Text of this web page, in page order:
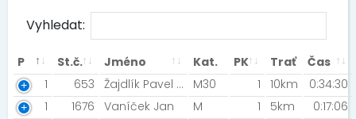
Vyhledat:
P St.č. Jméno Kat. PK Trať
Čas
1
653 Žajdlík Pavel [:)] M30 1 10km
0:34:30
1
1676 Vaníček Jan M 1 5km
0:17:06